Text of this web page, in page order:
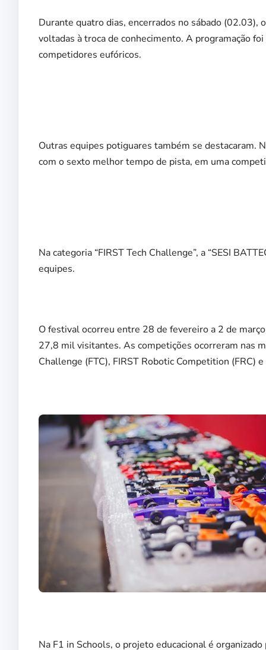
Durante quatro dias, encerrados no sábado
voltadas à troca de conhecimento. A programação
competidores eufóricos.
Outras equipes potiguares também se destacaram.
com o sexto melhor tempo de pista, em uma
Na categoria “FIRST Tech Challenge”, a “SESI
equipes.
O festival ocorreu entre 28 de fevereiro a 2 de
27,8 mil visitantes. As competições ocorreram nas
Challenge (FTC), FIRST Robotic Competition (FRC)
Na F1 in Schools, o projeto educacional é